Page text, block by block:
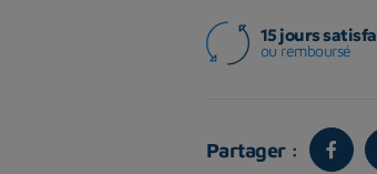
15 jours
ou remboursé
Partager :